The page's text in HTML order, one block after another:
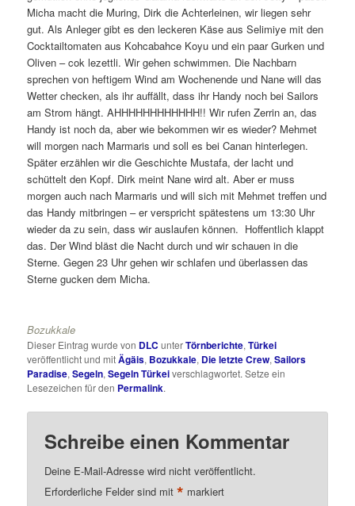
Micha macht die Muring, Dirk die Achterleinen, wir liegen sehr
gut. Als Anleger gibt es den leckeren Käse aus Selimiye mit den
Cocktailtomaten aus Kohcabahce Koyu und ein paar Gurken und
Oliven – cok lezettli. Wir gehen schwimmen. Die Nachbarn
sprechen von heftigem Wind am Wochenende und Nane will das
Wetter checken, als ihr auffällt, dass ihr Handy noch bei Sailors
am Strom hängt. AHHHHHHHHHHHH!! Wir rufen Zerrin an, das
Handy ist noch da, aber wie bekommen wir es wieder? Mehmet
will morgen nach Marmaris und soll es bei Canan hinterlegen.
Später erzählen wir die Geschichte Mustafa, der lacht und
schüttelt den Kopf. Dirk meint Nane wird alt. Aber er muss
morgen auch nach Marmaris und will sich mit Mehmet treffen und
das Handy mitbringen – er verspricht spätestens um 13:30 Uhr
wieder da zu sein, dass wir auslaufen können. Hoffentlich klappt
das. Der Wind bläst die Nacht durch und wir schauen in die
Sterne. Gegen 23 Uhr gehen wir schlafen und überlassen das
Sterne gucken dem Micha.
Bozukkale
Dieser Eintrag wurde von DLC unterTörnberichte,Türkei
veröffentlicht und mitÄgäis, Bozukkale, Die letzte Crew,Sailors
Paradise,Segeln,Segeln Türkeiverschlagwortet. Setze ein
Lesezeichen für den Permalink.
Schreibe einen Kommentar
Deine E-Mail-Adresse wird nicht veröffentlicht.
Erforderliche Felder sind mit* markiert